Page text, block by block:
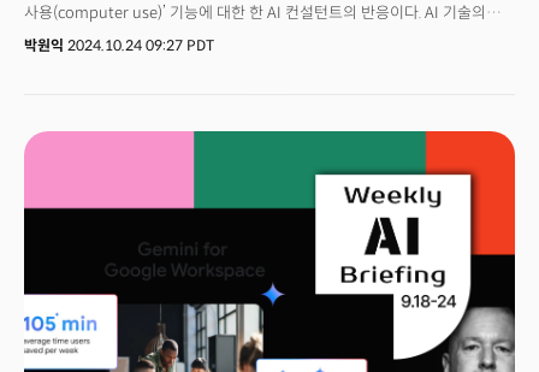
사용(computer use)’ 기능에 대한 한 AI 컨설턴트의 반응이다. AI 기술의
발전 속도가 너무 빨라 일반 대중은 이런 변화를 미처 인지하지 못하고 있다는
소네트’ 기반으로 작동하는 일종의 ‘AI 에이전트(agent, 대리인)’ 기능이었다.
박원익 2024.10.24 09:27 PDT